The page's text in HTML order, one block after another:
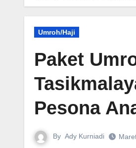
Umroh/Haji
Paket
Pesona
By Ady Kurniadi